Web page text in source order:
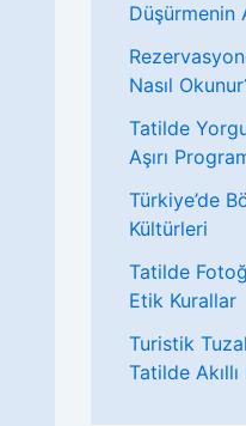
Düşürmenin
Nasıl
Tatilde
Aşırı
Türkiye’de
Kültürleri
Tatilde
Etik Kurallar
Turistik
Tatilde